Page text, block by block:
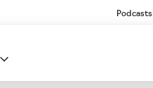
Podcasts